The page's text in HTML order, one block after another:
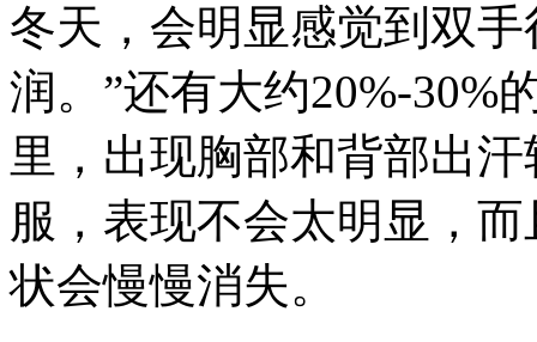
冬天，会明显感觉到双
润。”还有大约20%-30%
里，出现胸部和背部出
服，表现不会太明显，
状会慢慢消失。